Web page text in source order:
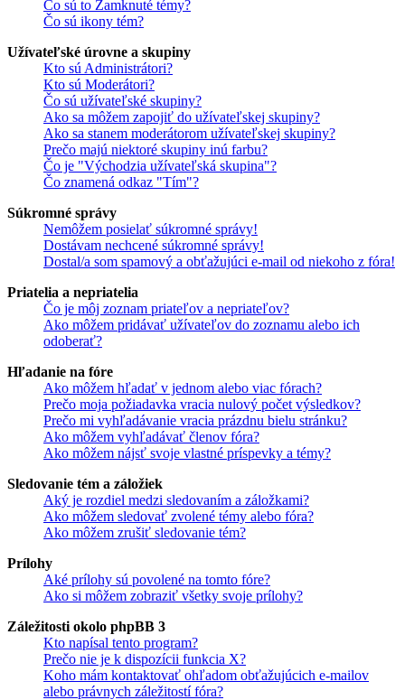
Čo sú to Zamknuté témy?
Čo sú ikony tém?
Užívateľské úrovne a skupiny
Kto sú Administrátori?
Kto sú Moderátori?
Čo sú užívateľské skupiny?
Ako sa môžem zapojiť do užívateľskej skupiny?
Ako sa stanem moderátorom užívateľskej skupiny?
Prečo majú niektoré skupiny inú farbu?
Čo je "Východzia užívateľská skupina"?
Čo znamená odkaz "Tím"?
Súkromné správy
Nemôžem posielať súkromné správy!
Dostávam nechcené súkromné správy!
Dostal/a som spamový a obťažujúci e-mail od niekoho z fóra!
Priatelia a nepriatelia
Čo je môj zoznam priateľov a nepriateľov?
Ako môžem pridávať užívateľov do zoznamu alebo ich
odoberať?
Hľadanie na fóre
Ako môžem hľadať v jednom alebo viac fórach?
Prečo moja požiadavka vracia nulový počet výsledkov?
Prečo mi vyhľadávanie vracia prázdnu bielu stránku?
Ako môžem vyhľadávať členov fóra?
Ako môžem nájsť svoje vlastné príspevky a témy?
Sledovanie tém a záložiek
Aký je rozdiel medzi sledovaním a záložkami?
Ako môžem sledovať zvolené témy alebo fóra?
Ako môžem zrušiť sledovanie tém?
Prílohy
Aké prílohy sú povolené na tomto fóre?
Ako si môžem zobraziť všetky svoje prílohy?
Záležitosti okolo phpBB 3
Kto napísal tento program?
Prečo nie je k dispozícii funkcia X?
Koho mám kontaktovať ohľadom obťažujúcich e-mailov
alebo právnych záležitostí fóra?